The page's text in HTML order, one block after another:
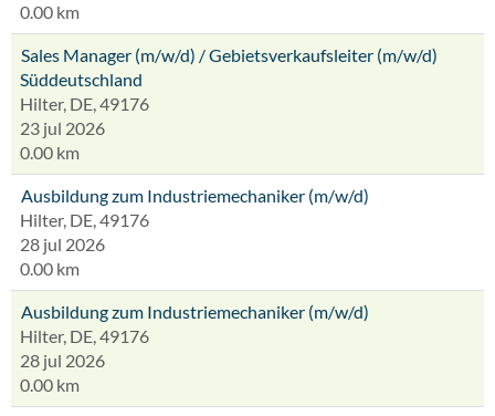
0.00 km
Sales Manager (m/w/d) / Gebietsverkaufsleiter (m/w/d)
Süddeutschland
Hilter, DE, 49176
23 jul 2026
0.00 km
Ausbildung zum Industriemechaniker (m/w/d)
Hilter, DE, 49176
28 jul 2026
0.00 km
Ausbildung zum Industriemechaniker (m/w/d)
Hilter, DE, 49176
28 jul 2026
0.00 km